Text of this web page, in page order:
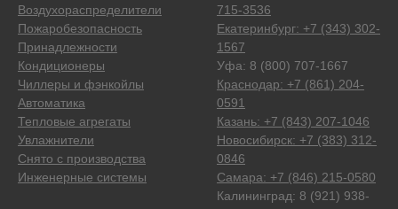
Воздухораспределители
Пожаробезопасность
Принадлежности
Кондиционеры
Чиллеры и фэнкойлы
Автоматика
Тепловые агрегаты
Увлажнители
Снято с производства
Инженерные системы
715-3536
Екатеринбург: +7 (343) 302-
1567
Уфа: 8 (800) 707-1667
Краснодар: +7 (861) 204-
0591
Казань: +7 (843) 207-1046
Новосибирск: +7 (383) 312-
0846
Самара: +7 (846) 215-0580
Калининград: 8 (921) 938-